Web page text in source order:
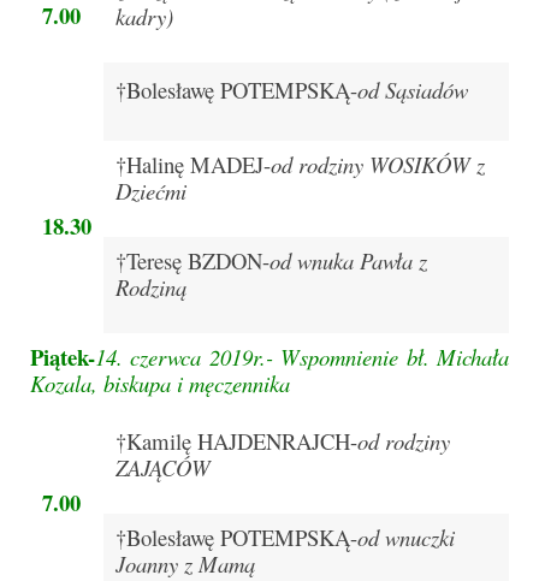
Odpust 2022
Pierwsza Komunia Św. – Gr 1
Pierwsza Komunia Św. – Gr 2
Galerie 2021
Pasterka 2021
Odpust 2021
Kościół Stacyjny Wielkiego Postu 2021
Pierwsza Komunia Święta – Grupa 1
7.00
kadry)
†Bolesławę POTEMPSKĄ-od Sąsiadów
18.30
†Halinę MADEJ-od rodziny WOSIKÓW z
Dziećmi
†Teresę BZDON-od wnuka Pawła z
Rodziną
Piątek-14. czerwca 2019r.- Wspomnienie bł. Michała
Kozala, biskupa i męczennika
7.00
†Kamilę HAJDENRAJCH-od rodziny
ZAJĄCÓW
†Bolesławę POTEMPSKĄ-od wnuczki
Joanny z Mamą